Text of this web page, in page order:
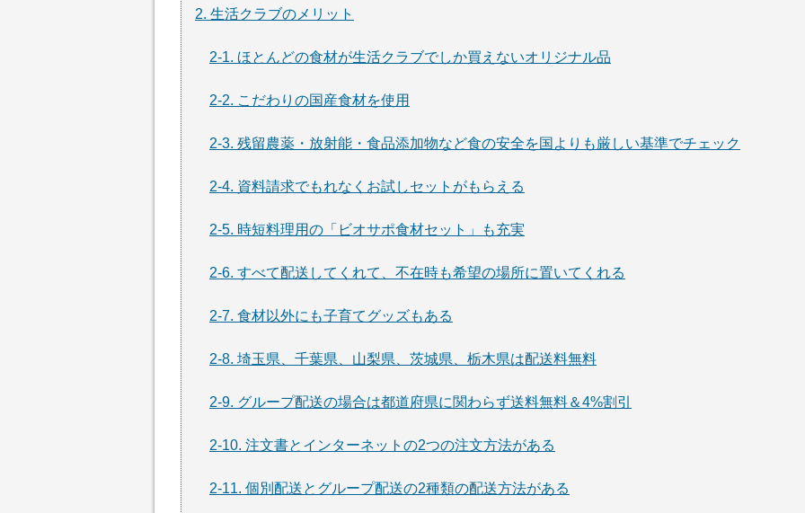
2. 生活クラブのメリット
2-1. ほとんどの食材が生活クラブでしか買えないオリジナル品
2-2. こだわりの国産食材を使用
2-3. 残留農薬・放射能・食品添加物など食の安全を国よりも厳しい基準でチェック
2-4. 資料請求でもれなくお試しセットがもらえる
2-5. 時短料理用の「ビオサポ食材セット」も充実
2-6. すべて配送してくれて、不在時も希望の場所に置いてくれる
2-7. 食材以外にも子育てグッズもある
2-8. 埼玉県、千葉県、山梨県、茨城県、栃木県は配送料無料
2-9. グループ配送の場合は都道府県に関わらず送料無料＆4%割引
2-10. 注文書とインターネットの2つの注文方法がある
2-11. 個別配送とグループ配送の2種類の配送方法がある